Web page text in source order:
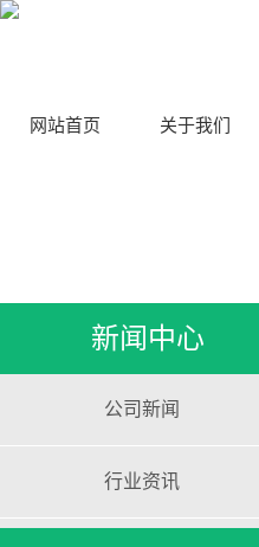
网站首页 关于我们
新闻中心
公司新闻
行业资讯